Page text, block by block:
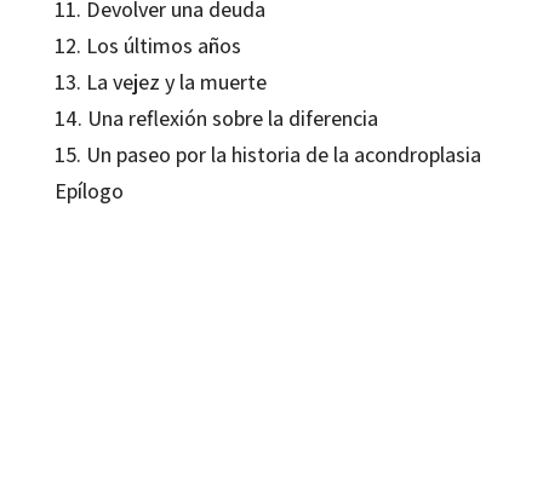
11. Devolver una deuda
12. Los últimos años
13. La vejez y la muerte
14. Una reflexión sobre la diferencia
15. Un paseo por la historia de la acondroplasia
Epílogo